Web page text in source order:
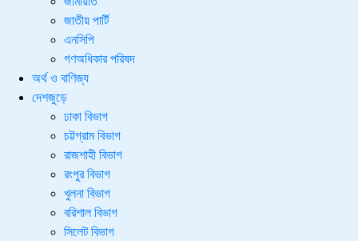
জাতীয় পার্টি
এনসিপি
গণঅধিকার পরিষদ
অর্থ ও বাণিজ্য
দেশজুড়ে
ঢাকা বিভাগ
চট্টগ্রাম বিভাগ
রাজশাহী বিভাগ
রংপুর বিভাগ
খুলনা বিভাগ
বরিশাল বিভাগ
সিলেট বিভাগ